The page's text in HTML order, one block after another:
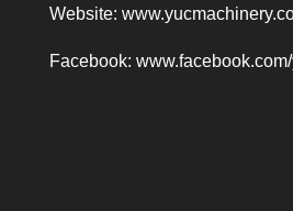
Website:
Facebook: